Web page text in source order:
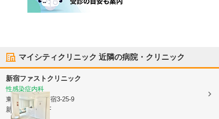
マイシティクリニック 近隣の病院・クリニック
新宿ファストクリニック
性感染症内科
東京都新宿区新宿3-25-9
新宿モアビル3F